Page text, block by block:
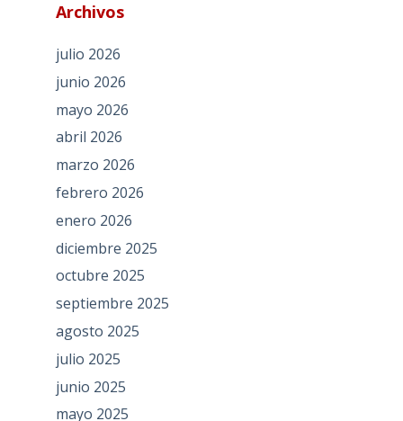
Archivos
julio 2026
junio 2026
mayo 2026
abril 2026
marzo 2026
febrero 2026
enero 2026
diciembre 2025
octubre 2025
septiembre 2025
agosto 2025
julio 2025
junio 2025
mayo 2025